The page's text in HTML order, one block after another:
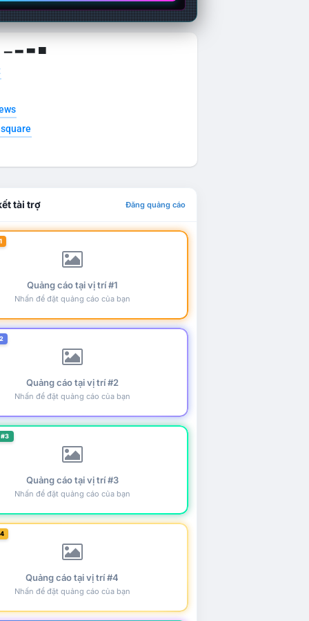
▁ ▂ ▃ ▄
tài trợ Đăng quảng cáo
Quảng cáo tại vị trí #1
Nhấn để đặt quảng cáo của bạn
Quảng cáo tại vị trí #2
Nhấn để đặt quảng cáo của bạn
Quảng cáo tại vị trí #3
Nhấn để đặt quảng cáo của bạn
Quảng cáo tại vị trí #4
Nhấn để đặt quảng cáo của bạn